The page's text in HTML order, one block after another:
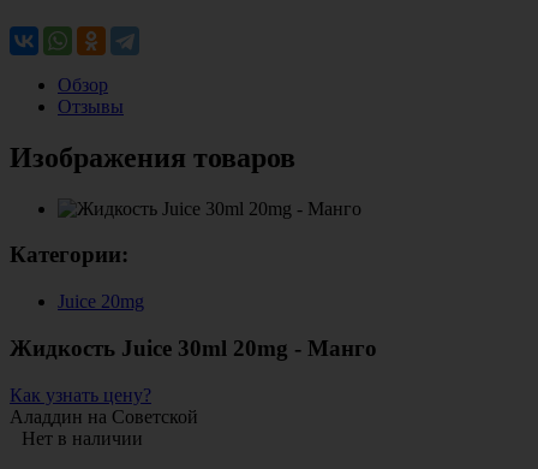
Обзор
Отзывы
Изображения товаров
Категории:
Juice 20mg
Жидкость Juice 30ml 20mg - Манго
Как узнать цену?
Аладдин на Советской
Нет в наличии